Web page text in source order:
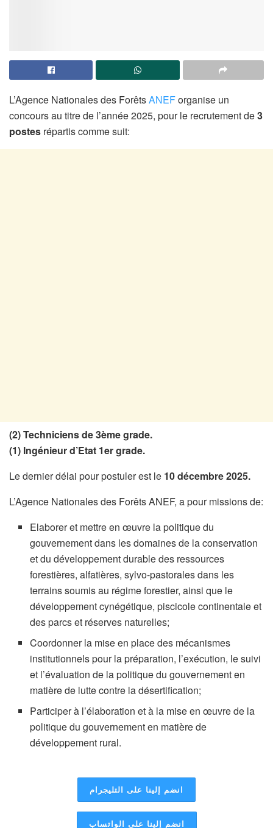
L’Agence Nationales des ForêtsANEForganise un
concours au titre de l’année 2025, pour le recrutement de3
postes répartis comme suit:
(2) Techniciens de 3ème grade.
(1) Ingénieur d’Etat 1er grade.
Le dernier délai pour postuler est le 10 décembre 2025.
L’Agence Nationales des Forêts ANEF, a pour missions de:
Elaborer et mettre en œuvre l​​a politique du
gouvernement dans les domaines de la conservation
et du développement durable des ressources
forestières, alfatières, sylvo-pastorales dans les
terrains soumis au régime forestier, ainsi que le
développement cynégétique, piscicole continentale et
des parcs et réserves naturelles;
Coordonner la mise en place des mécanismes
institutionnels pour la préparation, l’exécution, le suivi
et l’évaluation de la politique du gouvernement en
matière de lutte contre la désertification;
Participer à l’élaboration et à la mise en œuvre de la
politique du gouvernement en matière de
développement rural.
انضم إلينا على التليجرام
انضم إلينا على الواتساب